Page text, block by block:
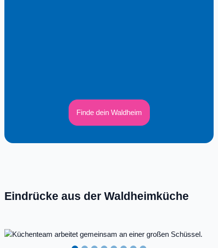
Finde dein Waldheim
Eindrücke aus der Waldheimküche